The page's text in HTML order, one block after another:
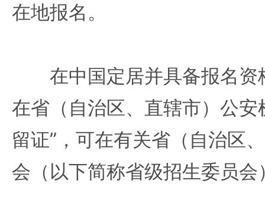
在地报名。
在中国定居并具备报名资
在省（自治区、直辖市）公安
留证”，可在有关省（自治区
会（以下简称省级招生委员